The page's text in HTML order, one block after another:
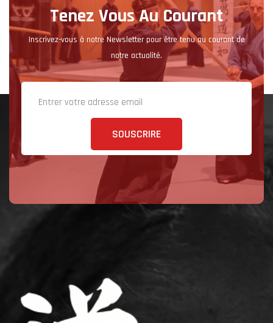
Tenez Vous Au Courant
Inscrivez-vous à notre Newsletter pour être tenu au courant de
notre actualité.
SOUSCRIRE